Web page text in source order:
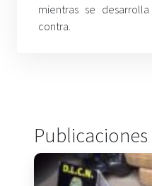
mientras se
contra.